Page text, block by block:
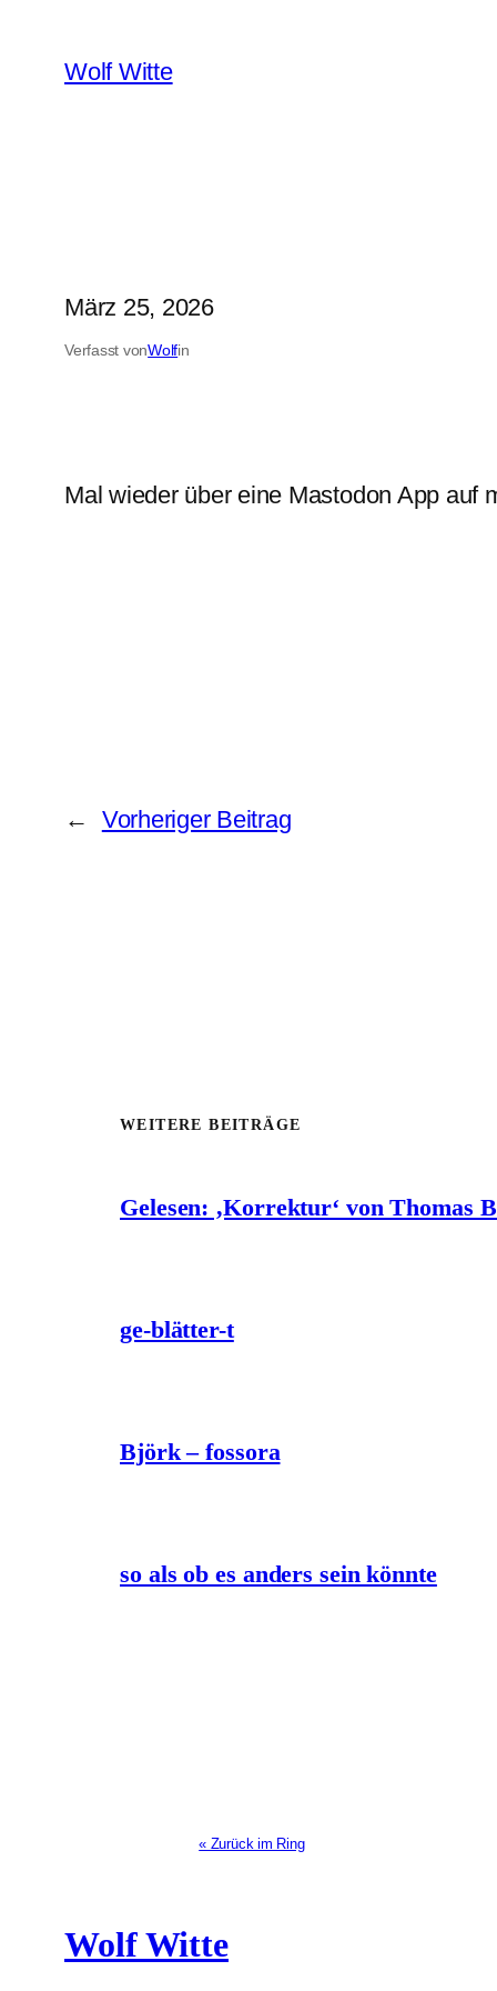
Inhalt
springen
Wolf Witte
März 25, 2026
Verfasst vonWolfin
Mal wieder über eine Mastodon App auf
← Vorheriger Beitrag
WEITERE BEITRÄGE
Gelesen: ‚Korrektur‘ von Thomas
ge-blätter-t
Björk – fossora
so als ob es anders sein könnte
« Zurück im Ring
Wolf Witte